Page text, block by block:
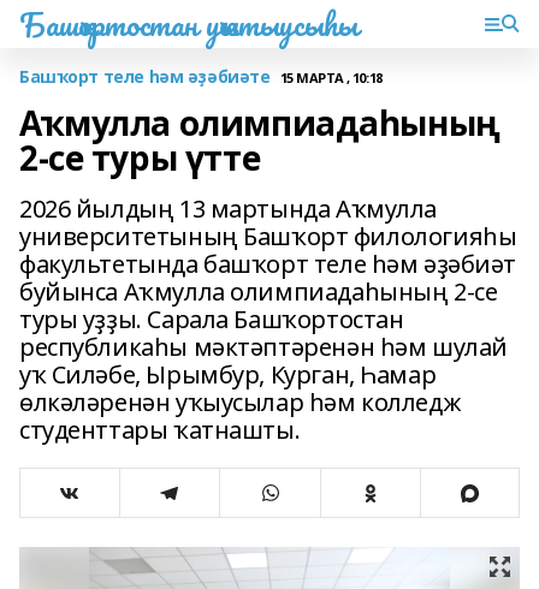
Башҡортостан уҡытыусыһы
Башҡорт теле һәм әҙәбиәте 15 МАРТА , 10:18
Аҡмулла олимпиадаһының
2-се туры үтте
2026 йылдың 13 мартында Аҡмулла
университетының Башҡорт филологияһы
факультетында башҡорт теле һәм әҙәбиәт
буйынса Аҡмулла олимпиадаһының 2-се
туры уҙҙы. Сарала Башҡортостан
республикаһы мәктәптәренән һәм шулай
уҡ Силәбе, Ырымбур, Курган, Һамар
өлкәләренән уҡыусылар һәм колледж
студенттары ҡатнашты.